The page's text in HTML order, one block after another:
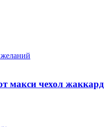
макси чехол жаккард